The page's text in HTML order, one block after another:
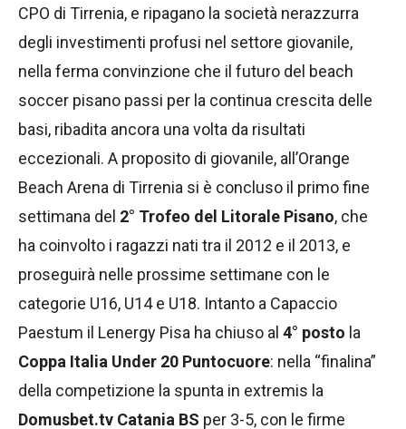
CPO di Tirrenia, e ripagano la società nerazzurra
degli investimenti profusi nel settore giovanile,
nella ferma convinzione che il futuro del beach
soccer pisano passi per la continua crescita delle
basi, ribadita ancora una volta da risultati
eccezionali. A proposito di giovanile, all’Orange
Beach Arena di Tirrenia si è concluso il primo fine
settimana del 2° Trofeo del Litorale Pisano, che
ha coinvolto i ragazzi nati tra il 2012 e il 2013, e
proseguirà nelle prossime settimane con le
categorie U16, U14 e U18. Intanto a Capaccio
Paestum il Lenergy Pisa ha chiuso al 4° posto la
Coppa Italia Under 20 Puntocuore: nella “finalina”
della competizione la spunta in extremis la
Domusbet.tv Catania BS per 3-5, con le firme